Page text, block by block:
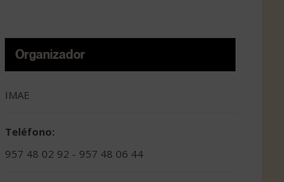
Organizador
IMAE
Teléfono:
957 48 02 92 - 957 48 06 44